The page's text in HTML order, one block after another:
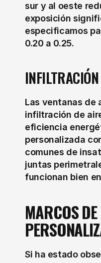
sur y al oeste
exposición
especificamos
0.20 a 0.25.
Las ventanas de
infiltración de
eficiencia
personalizada
comunes de
juntas
funcionan bien
MARCOS
Si ha estado